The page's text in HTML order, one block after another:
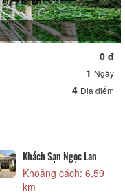
0 đ
1 Ngày
4 Địa điểm
Khách Sạn Ngọc Lan
Khoảng cách: 6,59
km